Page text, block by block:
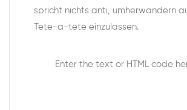
spricht nichts anti, umherwandern
Tete-a-tete einzulassen.
Enter the text or HTML code